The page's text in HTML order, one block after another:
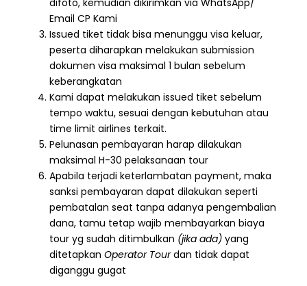
Email CP Kami
Issued tiket tidak bisa menunggu visa keluar,
peserta diharapkan melakukan submission
dokumen visa maksimal 1 bulan sebelum
keberangkatan
Kami dapat melakukan issued tiket sebelum
tempo waktu, sesuai dengan kebutuhan atau
time limit airlines terkait.
Pelunasan pembayaran harap dilakukan
maksimal H-30 pelaksanaan tour
Apabila terjadi keterlambatan payment, maka
sanksi pembayaran dapat dilakukan seperti
pembatalan seat tanpa adanya pengembalian
dana, tamu tetap wajib membayarkan biaya
tour yg sudah ditimbulkan (jika ada) yang
ditetapkan Operator Tourdan tidak dapat
diganggu gugat